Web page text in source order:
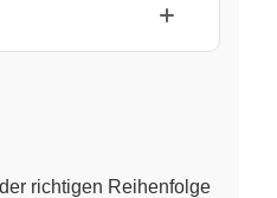
richtigen Reihenfolge